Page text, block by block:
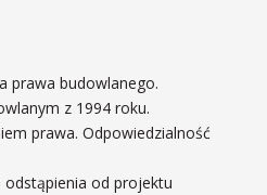
prawa budowlanego.
z 1994 roku.
prawa. Odpowiedzialność
odstąpienia od projektu